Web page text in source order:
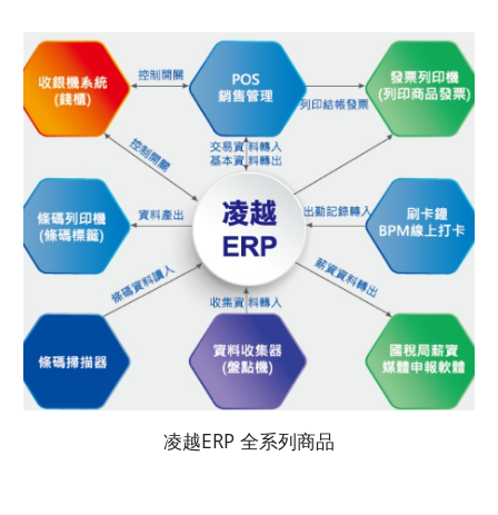
凌越ERP 全系列商品